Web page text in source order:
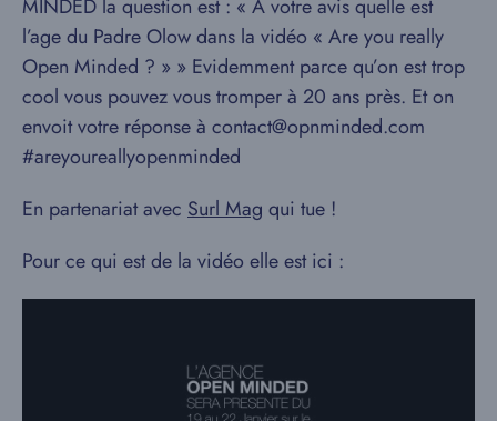
MINDED la question est : « A votre avis quelle est
l’age du Padre Olow dans la vidéo « Are you really
Open Minded ? » » Evidemment parce qu’on est trop
cool vous pouvez vous tromper à 20 ans près. Et on
envoit votre réponse à contact@opnminded.com
#areyoureallyopenminded
En partenariat avec Surl Mag qui tue !
Pour ce qui est de la vidéo elle est ici :